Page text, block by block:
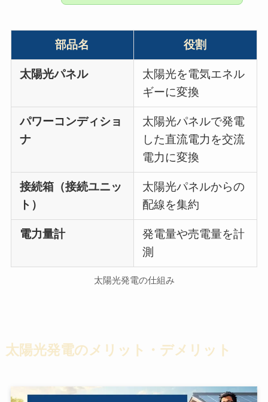
部品名 役割
太陽光パネル
太陽光を電気エネル
ギーに変換
パワーコンディショ
ナ
太陽光パネルで発電
した直流電力を交流
電力に変換
接続箱（接続ユニッ
ト）
太陽光パネルからの
配線を集約
電力量計
発電量や売電量を計
測
太陽光発電の仕組み
太陽光発電のメリット・デメリット